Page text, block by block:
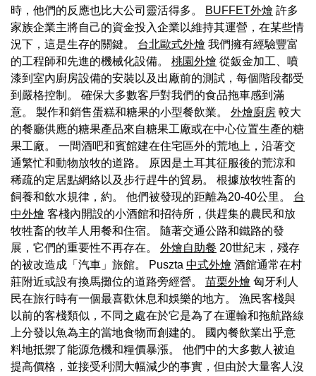
時，他們的反應也比大公司靈活得多。
BUFFET外燴 許多
家族企業主將自己的資金投入企業以維持其運營，在某些情
況下，這是生存的關鍵。 台北歐式外燴 我們擁有經驗豐富
的工程師和先進的機械化設備。 桃園外燴 從鈑金加工、噴
漆到室內廚房設備的安裝以及出廠前的測試，每個階段都受
到嚴格控制。 確保大多數客戶對我們的食品拖車感到滿
意。 製作和銷售蛋糕和糖果的小型餐飲業。 外燴廚房 較大
的餐廳供應的糖果產品來自糖果工廠或在中心位置生產的糖
果工廠。 一間酒吧和賓館建在住宅區外的荒地上，沿著交
通繁忙和動物放牧的道路。 原因是土耳其征服後的荒涼和
稀疏的定居點網絡以及步行趕牛的貿易。 根據放牧牲畜的
飼養和飲水規律，約。 他們被發現的距離為20-40公里。 台
中外燴 客棧內開設的小酒館和招待所，供趕集的農民和放
牧牲畜的牧羊人用餐和住宿。 隨著交通公路和鐵路的發
展，它們的重要性不再存在。 外燴自助餐 20世紀末，殘存
的被改造成「汽車」旅館。 Puszta 中式外燴 酒館通常在村
莊附近或設有換馬攤位的道路旁經營。 苗栗外燴 匈牙利人
民在旅行時有一個最喜歡休息和娛樂的地方。 漁民客棧與
以前的客棧類似，不同之處在於它是為了在運輸和拖航路線
上分發以魚為主的當地食物而創建的。 國內餐飲業出乎意
料地抵禦了能源危機和糧價暴漲。 他們中的大多數人被迫
提高價格，並接受利潤大幅減少的事實，但由於大量客人沒